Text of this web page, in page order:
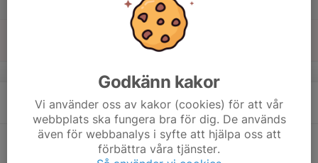
Godkänn kakor
Vi använder oss av kakor (cookies) för att vår
webbplats ska fungera bra för dig. De används
även för webbanalys i syfte att hjälpa oss att
förbättra våra tjänster.